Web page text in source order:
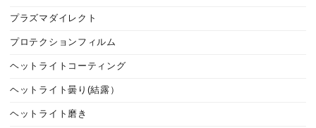
プラズマダイレクト
プロテクションフィルム
ヘットライトコーティング
ヘットライト曇り(結露）
ヘットライト磨き